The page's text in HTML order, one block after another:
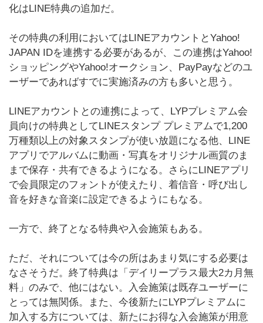
化はLINE特典の追加だ。
その特典の利用においてはLINEアカウントとYahoo!
JAPAN IDを連携する必要があるが、この連携はYahoo!
ショッピングやYahoo!オークション、PayPayなどのユ
ーザーであればすでに実施済みの方も多いと思う。
LINEアカウントとの連携によって、LYPプレミアム会
員向けの特典としてLINEスタンプ プレミアムで1,200
万種類以上の対象スタンプが使い放題になる他、LINE
アプリでアルバムに動画・写真をオリジナル画質のま
まで保存・共有できるようになる。さらにLINEアプリ
で会員限定のフォントが使えたり、着信音・呼び出し
音を好きな音楽に設定できるようにもなる。
一方で、終了となる特典や入会施策もある。
ただ、それについては今の所はあまり気にする必要は
なさそうだ。終了特典は「デイリープラス最大2カ月無
料」のみで、他にはない。入会施策は既存ユーザーに
とっては無関係。また、今後新たにLYPプレミアムに
加入する方については、新たにお得な入会施策が用意